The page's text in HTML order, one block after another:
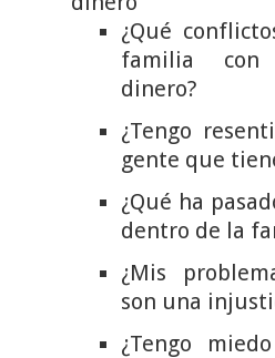
¿Qué
familia con
dinero?
¿Tengo
gente que
¿Qué ha
dentro de la
¿Mis
son una
¿Tengo